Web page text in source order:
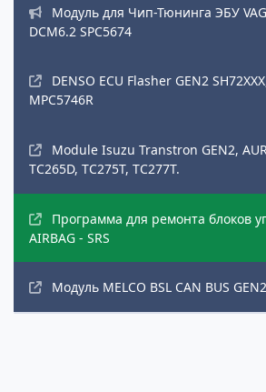
Модуль для Чип-Тюнинга ЭБУ
DCM6.2 SPC5674
DENSO ECU Flasher GEN2
MPC5746R
Module Isuzu Transtron GEN2,
TC265D, TC275T, TC277T.
Программа для ремонта блоков
AIRBAG - SRS
Модуль MELCO BSL CAN BUS GEN2